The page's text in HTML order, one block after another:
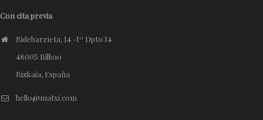
Con cita previa
Bidebarrieta, 14 -1º Dpto 14
48005 Bilbao
Bizkaia, España
hello@matxi.com